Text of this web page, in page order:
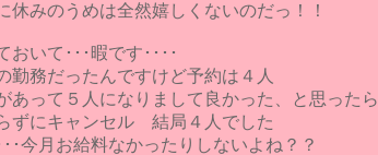
休みのうめは全然嬉しくないのだっ！！
おいて･･･暇です････
勤務だったんですけど予約は４人
あって５人になりまして良かった、と思ったら
ずにキャンセル 結局４人でした
･今月お給料なかったりしないよね？？